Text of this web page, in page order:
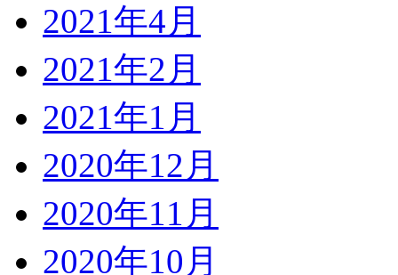
2021年4月
2021年2月
2021年1月
2020年12月
2020年11月
2020年10月